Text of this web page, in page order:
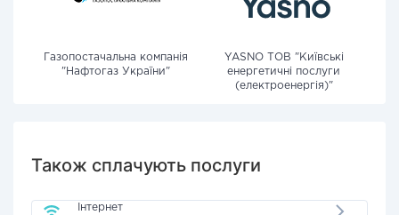
Газопостачальна компанія
"Нафтогаз України"
YASNO ТОВ "Київські
енергетичні послуги
(електроенергія)"
Також сплачують послуги
Інтернет